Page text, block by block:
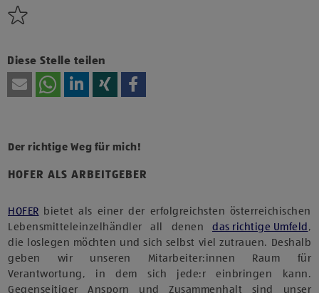
Diese Stelle teilen
HOFER ALS ARBEITGEBER
Der richtige Weg für mich!
HOFER bietet als einer der erfolgreichsten österreichischen
Lebensmitteleinzelhändler all denen das richtige Umfeld ,
die loslegen möchten und sich selbst viel zutrauen. Deshalb
geben wir unseren Mitarbeiter:innen Raum für
Verantwortung, in dem sich jede:r einbringen kann.
Gegenseitiger Ansporn und Zusammenhalt sind unser